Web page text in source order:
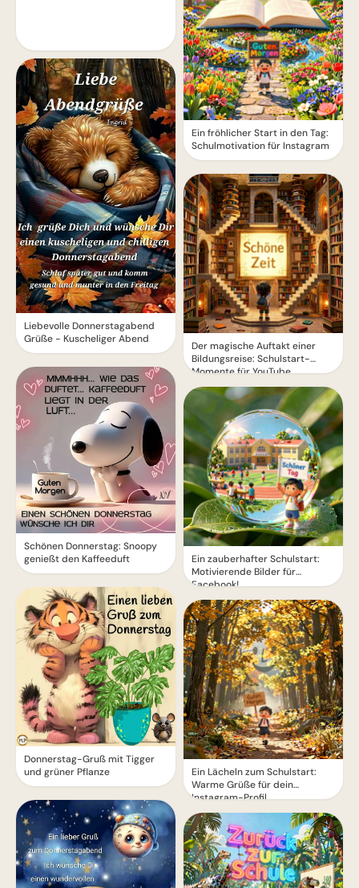
Liebevolle Donnerstagabend
Grüße - Kuscheliger Abend
Schönen Donnerstag: Snoopy
genießt den Kaffeeduft
Donnerstag-Gruß mit Tigger
und grüner Pflanze
Ein fröhlicher Start in den Tag:
Schulmotivation für Instagram
Der magische Auftakt einer
Bildungsreise: Schulstart-
Momente für YouTube
Ein zauberhafter Schulstart:
Motivierende Bilder für
Facebook!
Ein Lächeln zum Schulstart:
Warme Grüße für dein
Instagram-Profil